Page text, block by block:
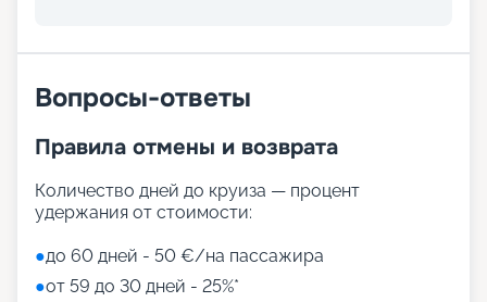
Вопросы-ответы
Правила отмены и возврата
Количество дней до круиза — процент
удержания от стоимости:
●до 60 дней - 50 €/на пассажира
●от 59 до 30 дней - 25%*